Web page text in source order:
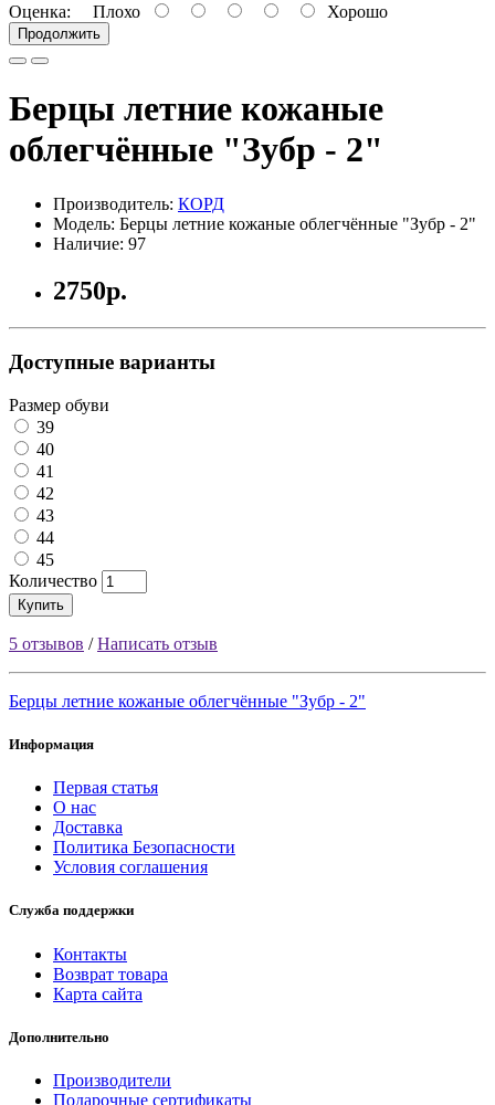
Оценка: Плохо Хорошо
Продолжить
Берцы летние кожаные
облегчённые "Зубр - 2"
Производитель: КОРД
Модель: Берцы летние кожаные облегчённые "Зубр - 2"
Наличие: 97
2750р.
Доступные варианты
Размер обуви
39
40
41
42
43
44
45
Количество
Купить
5 отзывов /Написать отзыв
Берцы летние кожаные облегчённые "Зубр - 2"
Информация
Первая статья
О нас
Доставка
Политика Безопасности
Условия соглашения
Служба поддержки
Контакты
Возврат товара
Карта сайта
Дополнительно
Производители
Подарочные сертификаты